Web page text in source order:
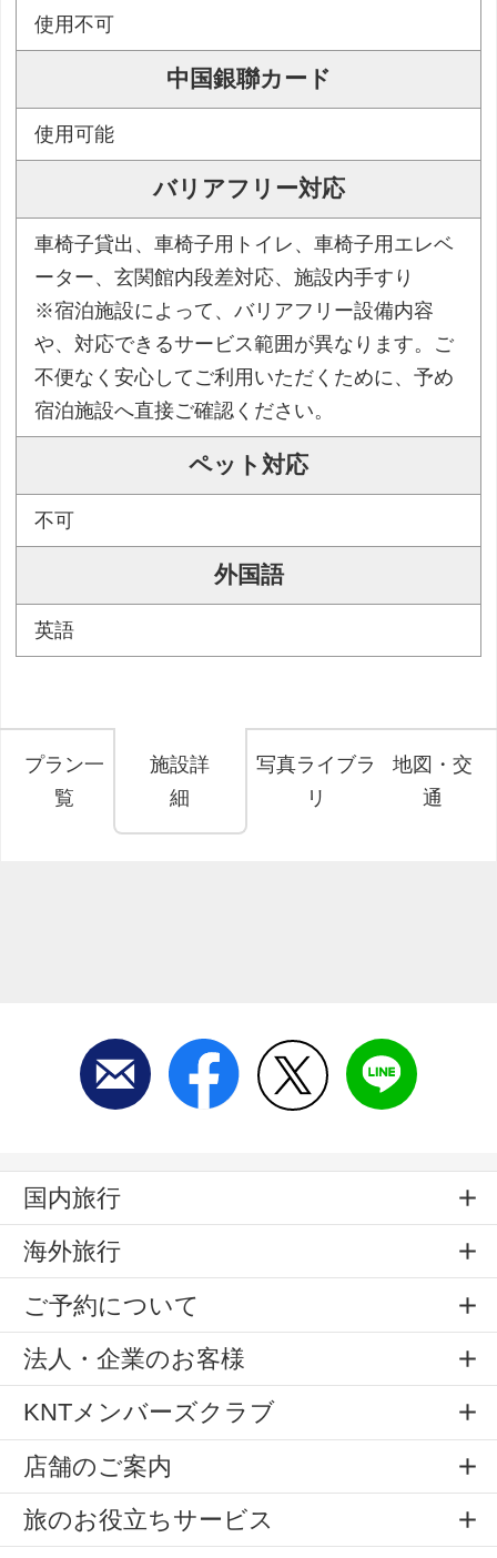
使用不可
中国銀聯カード
使用可能
バリアフリー対応
車椅子貸出、車椅子用トイレ、車椅子用エレベ
ーター、玄関館内段差対応、施設内手すり
※宿泊施設によって、バリアフリー設備内容
や、対応できるサービス範囲が異なります。ご
不便なく安心してご利用いただくために、予め
宿泊施設へ直接ご確認ください。
ペット対応
不可
外国語
英語
プラン一
覧
施設詳
細
写真ライブラ
リ
地図・交
通
国内旅行
海外旅行
ご予約について
法人・企業のお客様
KNTメンバーズクラブ
店舗のご案内
旅のお役立ちサービス